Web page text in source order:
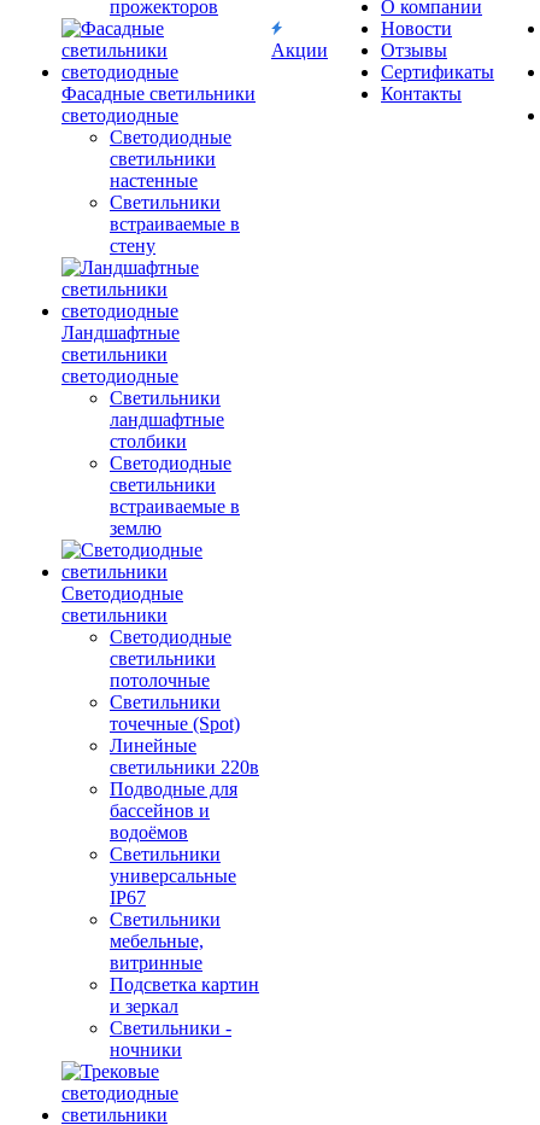
прожекторов
Фасадные светильники
светодиодные
Светодиодные
светильники
настенные
Светильники
встраиваемые в
стену
Ландшафтные
светильники
светодиодные
Светильники
ландшафтные
столбики
Светодиодные
светильники
встраиваемые в
землю
Светодиодные
светильники
Светодиодные
светильники
потолочные
Светильники
точечные (Spot)
Линейные
светильники 220в
Подводные для
бассейнов и
водоёмов
Светильники
универсальные
IP67
Светильники
мебельные,
витринные
Подсветка картин
и зеркал
Светильники -
ночники
Акции
О компании
Новости
Отзывы
Сертификаты
Контакты